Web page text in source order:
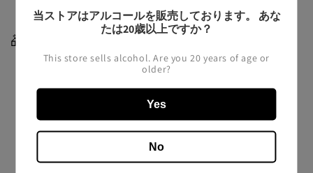
🎁 贈り物にも、自分へのご褒美にも
お酒好きな方へのサプライズギフトに
自宅でちょっと贅沢な夜を過ごしたいときに
当ストアはアルコールを販売しております。 あな
たは20歳以上ですか？
This store sells alcohol. Are you 20 years of age or
older?
Yes
No